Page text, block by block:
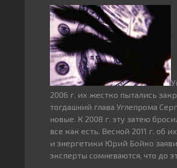
2006 г. их жестко пытались
тогдашний глава Углепрома
новые. К 2008 г. эту затею
все как есть. Весной 2011 г. об
и энергетики Юрий Бойко
эксперты сомневаются, что до